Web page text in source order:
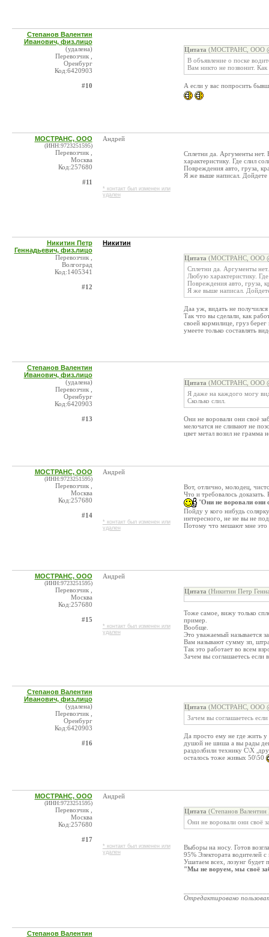
Степанов Валентин
Иванович, физ.лицо
(удалена)
Перевозчик ,
Оренбург
Код:6420903
#10
Цитата (МОСТРАНС, ООО
В объявление о поске
Вам никто не позвонит. Как
А если у вас попросить
МОСТРАНС, ООО
(ИНН:9723251595)
Перевозчик ,
Москва
Код:257680
#11
Андрей
* контакт был изменен или
удален
Сплетни да. Аргументы
характеристику. Где слил
Повреждения авто, груза,
Я же выше написал. Дойдете
Никитин Петр
Геннадьевич, физ.лицо
Перевозчик ,
Волгоград
Код:1405341
#12
Никитин
Цитата (МОСТРАНС, ООО
Сплетни да. Аргументы
Любую характеристику. Где
Повреждения авто, груза,
Я же выше написал.
Даа уж, видать не
Так что вы сделали, как
своей кормилице, груз
умеете только составлять
Степанов Валентин
Иванович, физ.лицо
(удалена)
Перевозчик ,
Оренбург
Код:6420903
#13
Цитата (МОСТРАНС, ООО
Я даже на каждого могу
Сколько слил.
Они не воровали они своё
мелочатся не сливают не
цвет метал возил не грамма
МОСТРАНС, ООО
(ИНН:9723251595)
Перевозчик ,
Москва
Код:257680
#14
Андрей
* контакт был изменен или
удален
Вот, отлично, молодец,
Что и требовалось
"Они не воровали они
Пойду у кого нибудь
интересного, не не вы не
Потому что мешают мне это
МОСТРАНС, ООО
(ИНН:9723251595)
Перевозчик ,
Москва
Код:257680
#15
Андрей
* контакт был изменен или
удален
Цитата (Никитин Петр
Тоже самое, вижу только
пример.
Вообще.
Это уважаемый называется
Вам называют сумму зп,
Так это работает во всем
Зачем вы соглашаетесь если
Степанов Валентин
Иванович, физ.лицо
(удалена)
Перевозчик ,
Оренбург
Код:6420903
#16
Цитата (МОСТРАНС, ООО
Зачем вы соглашаетесь
Да просто ему не где жить у
душой не шиша а вы рады
раздолбили технику С\Х
осталось тоже живых 50\50
МОСТРАНС, ООО
(ИНН:9723251595)
Перевозчик ,
Москва
Код:257680
#17
Андрей
* контакт был изменен или
удален
Цитата (Степанов
Они не воровали они своё
Выборы на носу. Готов
95% Электората водителей
Ушатаем всех, лозунг будет
"Мы не воруем, мы своё
Отредактировано
Степанов Валентин